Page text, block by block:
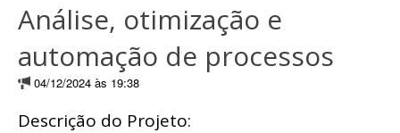
Análise, otimização e
automação de processos
04/12/2024 às 19:38
Descrição do Projeto: